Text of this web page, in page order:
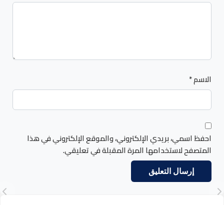
الاسم*
احفظ اسمي، بريدي الإلكتروني، والموقع الإلكتروني في هذا
المتصفح لاستخدامها المرة المقبلة في تعليقي.